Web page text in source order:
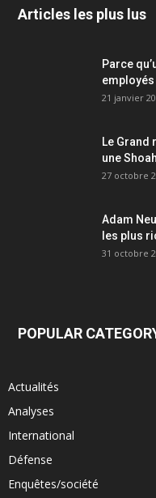
Articles les plus lus
Parce
21 janvier
Le Grand
une
27 octobre
Adam
les plus
31 octobre
POPULAR
Actualités
Analyses
International
Défense
Enquêtes/société